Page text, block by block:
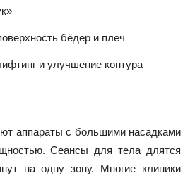
бёдер и плеч
и улучшение контура
аппараты с большими насадками
Сеансы для тела длятся
на одну зону. Многие клиники